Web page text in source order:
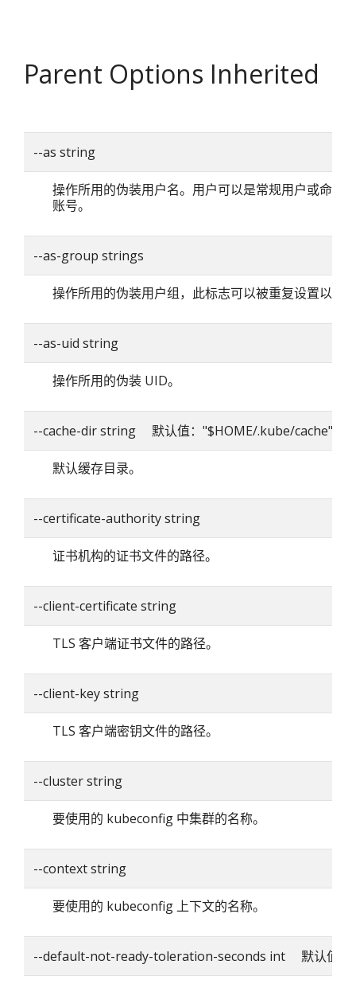
Parent Options Inherited
--as string
操作所用的伪装用户名。用户可以是常规用户或命名
账号。
--as-group strings
操作所用的伪装用户组，此标志可以被重复设置以指
--as-uid string
操作所用的伪装 UID。
--cache-dir string 默认值："$HOME/.kube/cache"
默认缓存目录。
--certificate-authority string
证书机构的证书文件的路径。
--client-certificate string
TLS 客户端证书文件的路径。
--client-key string
TLS 客户端密钥文件的路径。
--cluster string
要使用的 kubeconfig 中集群的名称。
--context string
要使用的 kubeconfig 上下文的名称。
--default-not-ready-toleration-seconds int 默认值：